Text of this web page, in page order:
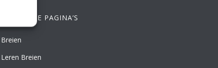
PAGINA’S
Breien
Leren Breien